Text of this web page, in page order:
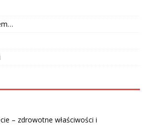
– zdrowotne właściwości i